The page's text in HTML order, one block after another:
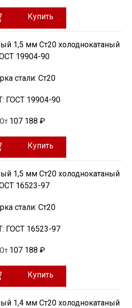
Купить
1,5 мм Ст20 холоднокатаный
19904-90
стали: Ст20
ГОСТ 19904-90
От 107 188 ₽
Купить
1,5 мм Ст20 холоднокатаный
16523-97
стали: Ст20
ГОСТ 16523-97
От 107 188 ₽
Купить
1,4 мм Ст20 холоднокатаный